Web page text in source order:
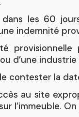
les 60
indemnité
d’une
contester la
au site
l’immeuble.